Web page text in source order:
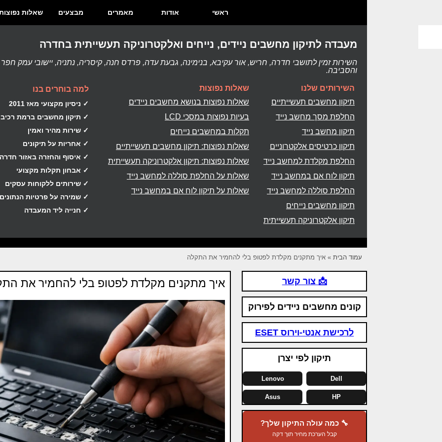
ראשי אודות מאמרים מבצעים שאלות
מעבדה לתיקון מחשבים ניידים, נייחים ואלקטרוניקה תעשייתית בחדרה
השירות זמין לתושבי חדרה, חריש, אור עקיבא, בנימינה, גבעת עדה, פרדס חנה, קיסריה, נתניה, יישובי עמק חפר
והסביבה.
השירותים שלנו
תיקון מחשבים תעשייתיים
החלפת מסך מחשב נייד
תיקון מחשב נייד
תיקון כרטיסים אלקטרוניים
החלפת מקלדת למחשב נייד
תיקון לוח אם במחשב נייד
החלפת סוללה למחשב נייד
תיקון מחשבים נייחים
תיקון אלקטרוניקה תעשייתית
שאלות נפוצות
שאלות נפוצות בנושא מחשבים ניידים
בעיות נפוצות במסכי LCD
תקלות במחשבים נייחים
שאלות נפוצות: תיקון מחשבים תעשייתיים
שאלות נפוצות: תיקון אלקטרוניקה תעשייתית
שאלות על החלפת סוללה למחשב נייד
שאלות על תיקון לוח אם במחשב נייד
למה בוחרים בנו
✓ ניסיון מקצועי מאז 2011
✓ תיקון מחשבים ברמת רכיב
✓ שירות מהיר ואמין
✓ אחריות על תיקונים
✓ איסוף והחזרה באזור חדרה
✓ אבחון תקלות מקצועי
✓ שירותים ללקוחות עסקים
✓ שמירה על פרטיות הנתונים
✓ חנייה ליד המעבדה
עמוד הבית » איך מתקנים מקלדת לפטופ בלי להחמיר את התקלה
איך מתקנים מקלדת לפטופ בלי להחמיר את 📩 צור קשר
קונים מחשבים ניידים לפירוק
לרכישת אנטי-וירוס ESET
תיקון לפי יצרן
Dell
Lenovo
HP
Asus
🔧 כמה עולה התיקון שלך?
קבל הערכת מחיר תוך דקה